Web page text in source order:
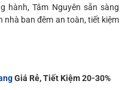
hành, Tâm Nguyên sẵn sàng
nhà ban đêm an toàn, tiết kiệm
Giá Rẻ, Tiết Kiệm 20-30%